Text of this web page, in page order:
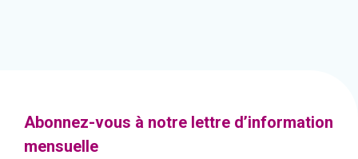
Abonnez-vous à notre lettre d’information
mensuelle